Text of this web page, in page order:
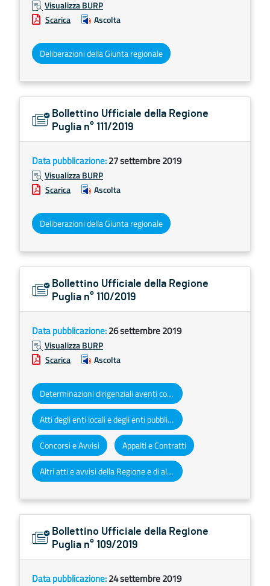
Visualizza BURP
Scarica
Ascolta
Deliberazioni della Giunta regionale
Bollettino Ufficiale della Regione
Puglia n° 111/2019
Data pubblicazione:27 settembre 2019
Visualizza BURP
Scarica
Ascolta
Deliberazioni della Giunta regionale
Bollettino Ufficiale della Regione
Puglia n° 110/2019
Data pubblicazione:26 settembre 2019
Visualizza BURP
Scarica
Ascolta
Determinazioni dirigenziali aventi contenuto di interesse generale
Atti degli enti locali e degli enti pubblici e privati
Concorsi e Avvisi Appalti e Contratti
Altri atti e avvisi della Regione e di altri enti pubblici che interessano la collettività regionale
Bollettino Ufficiale della Regione
Puglia n° 109/2019
Data pubblicazione:24 settembre 2019